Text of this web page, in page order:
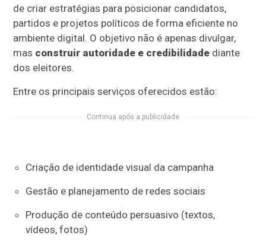
de criar estratégias para posicionar candidatos,
partidos e projetos políticos de forma eficiente no
ambiente digital. O objetivo não é apenas divulgar,
mas construir autoridade e credibilidade diante
dos eleitores.
Entre os principais serviços oferecidos estão:
Continua após a publicidade
Criação de identidade visual da campanha
Gestão e planejamento de redes sociais
Produção de conteúdo persuasivo (textos,
vídeos, fotos)